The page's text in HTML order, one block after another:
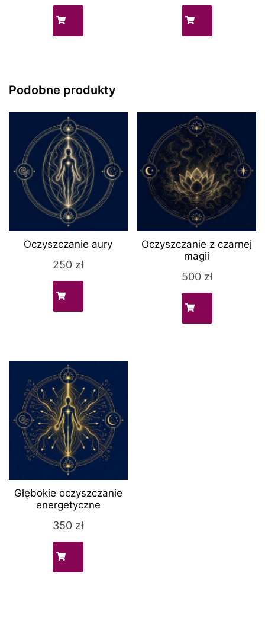
Podobne produkty
Oczyszczanie aury
250 zł
Oczyszczanie z czarnej
magii
500 zł
Głębokie oczyszczanie
energetyczne
350 zł